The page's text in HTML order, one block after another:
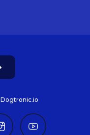
Dogtronic.io